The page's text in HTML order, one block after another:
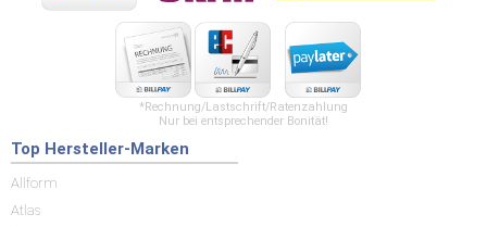
*Rechnung/Lastschrift/Ratenzahlung
Nur bei entsprechender Bonität!
Top Hersteller-Marken
Allform
Atlas